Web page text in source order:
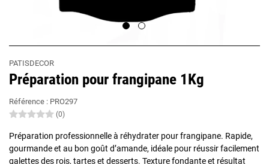
PATISDECOR
Préparation pour frangipane 1Kg
Référence : PRO297
(0)
Préparation professionnelle à réhydrater pour frangipane. Rapide,
gourmande et au bon goût d’amande, idéale pour réussir facilement
galettes des rois, tartes et desserts. Texture fondante et résultat